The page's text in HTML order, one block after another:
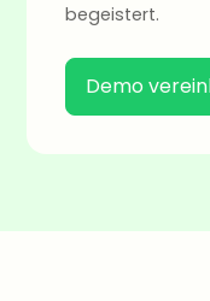
begeistert.
Demo